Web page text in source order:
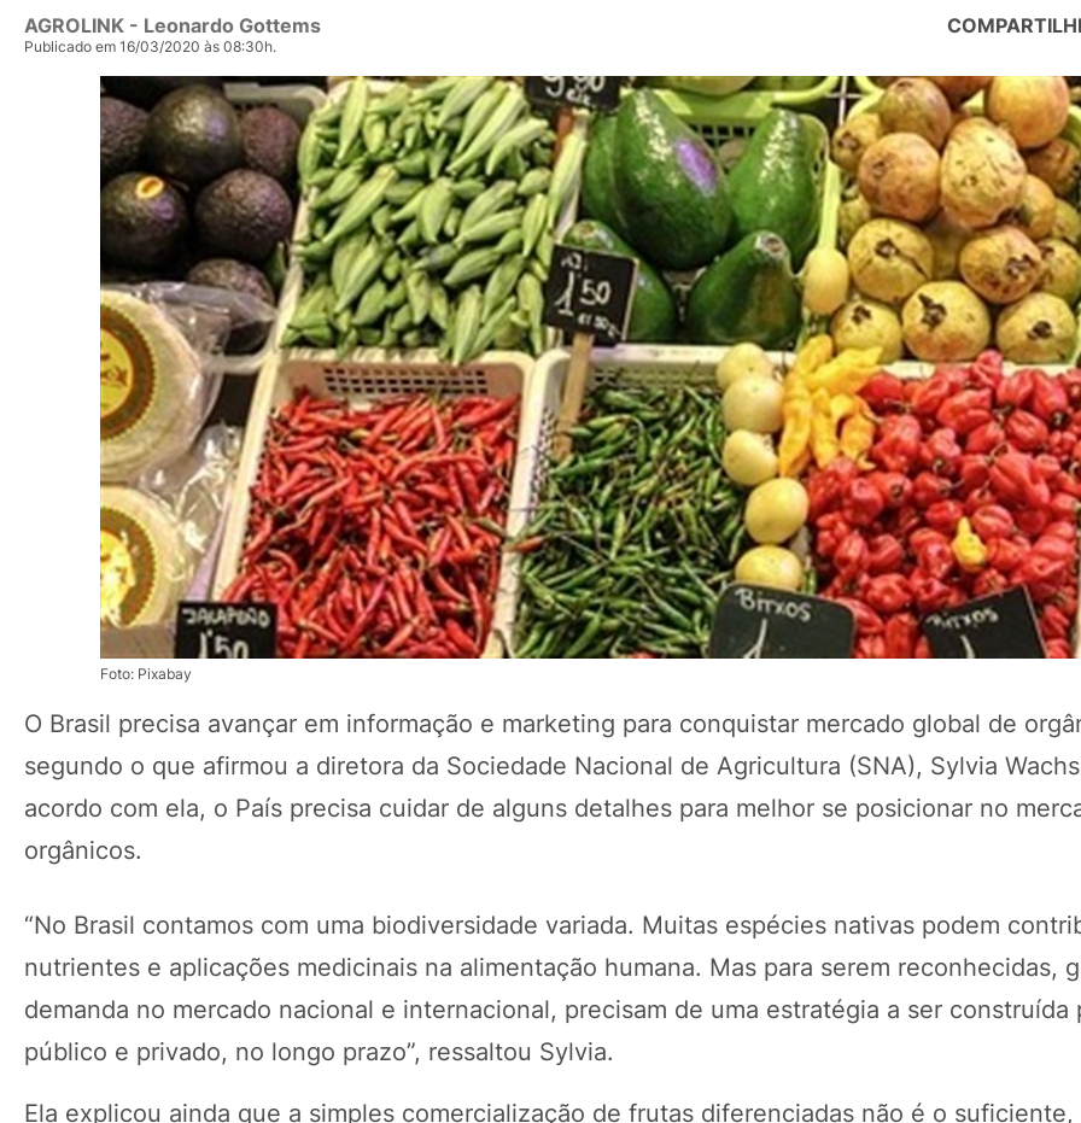
AGROLINK - Leonardo Gottems
Publicado em 16/03/2020 às 08:30h.
Foto: Pixabay
O Brasil precisa avançar em informação e marketing para conquistar mercado global de
segundo o que afirmou a diretora da Sociedade Nacional de Agricultura (SNA), Sylvia
acordo com ela, o País precisa cuidar de alguns detalhes para melhor se posicionar no
orgânicos.
“No Brasil contamos com uma biodiversidade variada. Muitas espécies nativas podem
nutrientes e aplicações medicinais na alimentação humana. Mas para serem reconhecidas,
demanda no mercado nacional e internacional, precisam de uma estratégia a ser construída
público e privado, no longo prazo”, ressaltou Sylvia.
Ela explicou ainda que a simples comercialização de frutas diferenciadas não é o suficiente,